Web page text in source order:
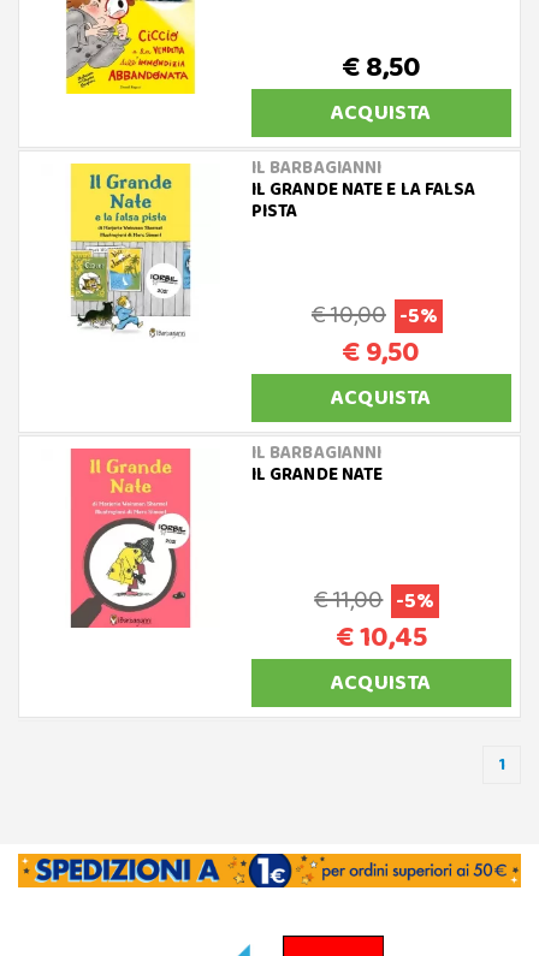
€ 8,50
ACQUISTA
IL BARBAGIANNI
IL GRANDE NATE E LA FALSA
PISTA
€ 10,00 -5%
€ 9,50
ACQUISTA
IL BARBAGIANNI
IL GRANDE NATE
€ 11,00 -5%
€ 10,45
ACQUISTA
1